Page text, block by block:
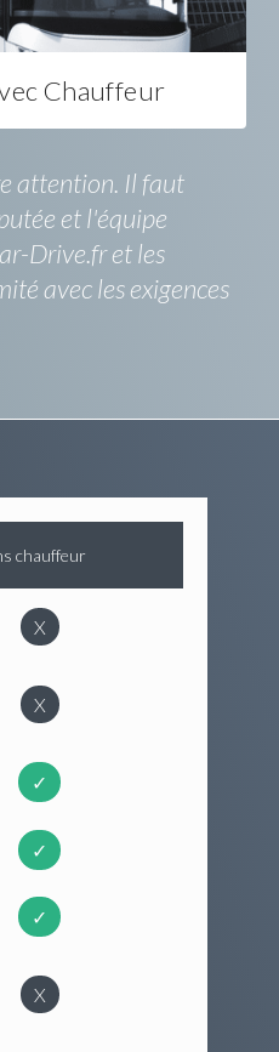
Chauffeur
attention. Il faut
et l'équipe
Drive.fr et les
avec les exigences
chauffeur
X
X
✓
✓
✓
X